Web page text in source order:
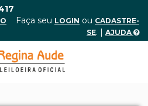
Faça seu LOGIN ou CADASTRE-
SE. | AJUDA